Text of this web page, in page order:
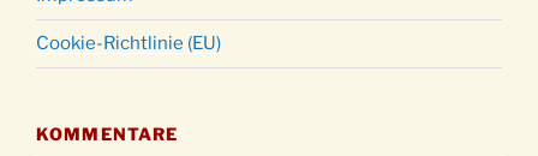
Cookie-Richtlinie (EU)
KOMMENTARE